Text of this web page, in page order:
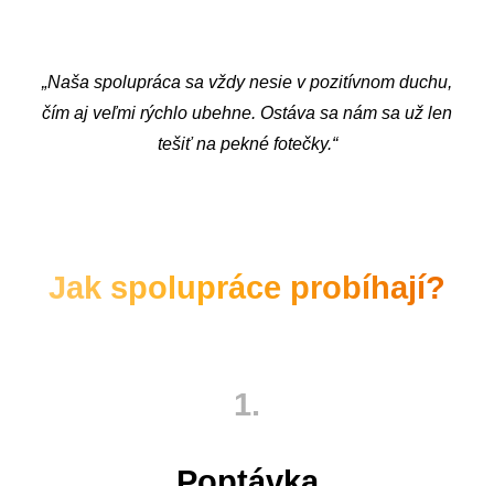
„Naša spolupráca sa vždy nesie v pozitívnom duchu,
čím aj veľmi rýchlo ubehne. Ostáva sa nám sa už len
tešiť na pekné fotečky.“
Jak spolupráce probíhají?
1.